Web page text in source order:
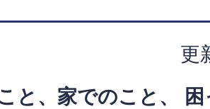
更
と、家でのこと、